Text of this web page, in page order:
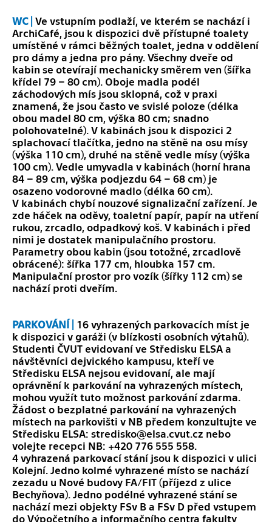
WC | Ve vstupním podlaží, ve kterém se nachází i
ArchiCafé, jsou k dispozici dvě přístupné toalety
umístěné v rámci běžných toalet, jedna v oddělení
pro dámy a jedna pro pány. Všechny dveře od
kabin se otevírají mechanicky směrem ven (šířka
křídel 79 – 80 cm). Oboje madla podél
záchodových mís jsou sklopná, což v praxi
znamená, že jsou často ve svislé poloze (délka
obou madel 80 cm, výška 80 cm; snadno
polohovatelné). V kabinách jsou k dispozici 2
splachovací tlačítka, jedno na stěně na osu mísy
(výška 110 cm), druhé na stěně vedle mísy (výška
100 cm). Vedle umyvadla v kabinách (horní hrana
84 – 89 cm, výška podjezdu 64 – 68 cm) je
osazeno vodorovné madlo (délka 60 cm).
V kabinách chybí nouzové signalizační zařízení. Je
zde háček na oděvy, toaletní papír, papír na utření
rukou, zrcadlo, odpadkový koš. V kabinách i před
nimi je dostatek manipulačního prostoru.
Parametry obou kabin (jsou totožné, zrcadlově
obrácené): šířka 177 cm, hloubka 157 cm.
Manipulační prostor pro vozík (šířky 112 cm) se
nachází proti dveřím.
PARKOVÁNÍ | 16 vyhrazených parkovacích míst je
k dispozici v garáži (v blízkosti osobních výtahů).
Studenti ČVUT evidovaní ve Středisku ELSA a
návštěvníci dejvického kampusu, kteří ve
Středisku ELSA nejsou evidovaní, ale mají
oprávnění k parkování na vyhrazených místech,
mohou využít tuto možnost parkování zdarma.
Žádost o bezplatné parkování na vyhrazených
místech na parkovišti v NB předem konzultujte ve
Středisku ELSA: stredisko@elsa.cvut.cz nebo
volejte recepci NB: +420 776 555 558.
4 vyhrazená parkovací stání jsou k dispozici v ulici
Kolejní. Jedno kolmé vyhrazené místo se nachází
zezadu u Nové budovy FA/FIT (příjezd z ulice
Bechyňova). Jedno podélné vyhrazené stání se
nachází mezi objekty FSv B a FSv D před vstupem
do Výpočetního a informačního centra fakulty